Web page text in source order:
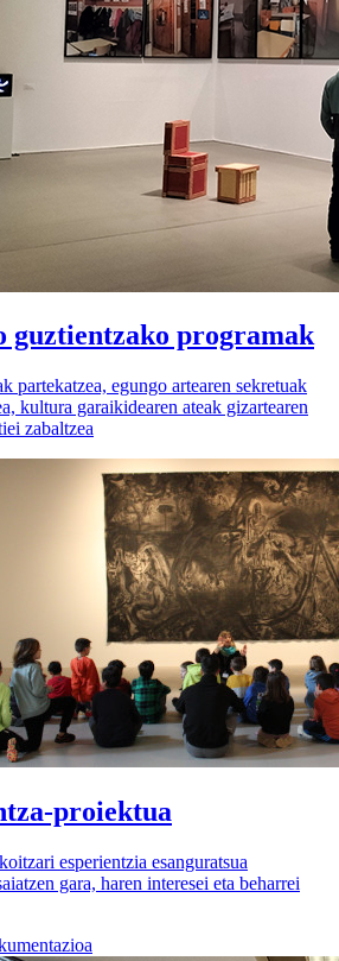
guztientzako programak
partekatzea, egungo artearen sekretuak
kultura garaikidearen ateak gizartearen
zabaltzea
proiektua
esperientzia esanguratsua
gara, haren interesei eta beharrei